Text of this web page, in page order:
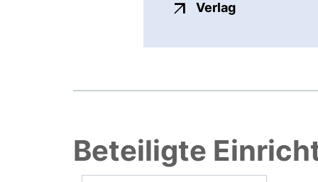
Verlagexterner
Beteiligte